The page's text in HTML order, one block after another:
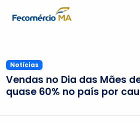
Notícias
Vendas no Dia das Mães
quase 60% no país por